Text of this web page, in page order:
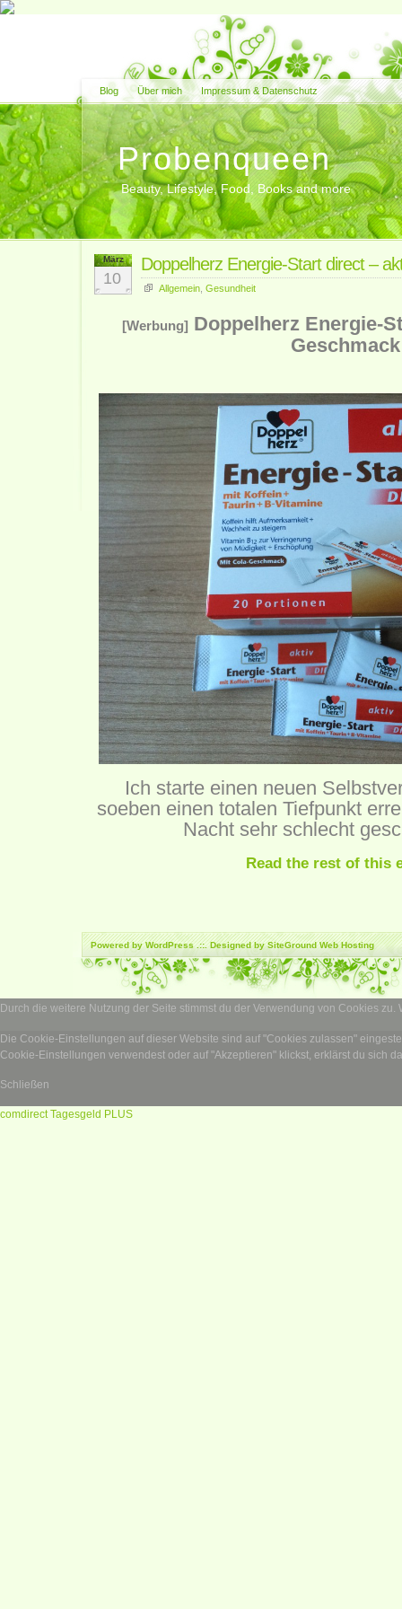
Blog Über mich Impressum & Datenschutz
Probenqueen
Beauty, Lifestyle, Food, Books and more
März
10
Doppelherz Energie-Start direct –
Allgemein Gesundheit
[Werbung] Doppelherz Energie-
Geschmack
Ich starte einen neuen
soeben einen totalen Tiefpunkt
Nacht sehr schlecht
Read the rest of this
Powered byWordPress.::. Designed by SiteGroundWeb Hosting
Durch die weitere Nutzung der Seite stimmst du der Verwendung von Cookies zu.
Die Cookie-Einstellungen auf dieser Website sind auf "Cookies zulassen"
Cookie-Einstellungen verwendest oder auf "Akzeptieren" klickst, erklärst du sich
Schließen
comdirect Tagesgeld PLUS